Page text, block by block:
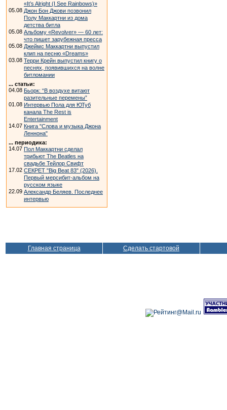
«It’s Alright (I See Rainbows)»
05.08 Джон Бон Джови позвонил
Полу Маккартни из дома
детства битла
05.08 Альбому «Revolver» — 60 лет:
что пишет зарубежная пресса
05.08 Джеймс Маккартни выпустил
клип на песню «Dreams»
03.08 Терри Крейн выпустил книгу о
песнях, появившихся на волне
битломании
... статьи:
04.08 Бьорк: “В воздухе витают
разительные перемены”
01.08 Интервью Пола для ЮТуб
канала The Rest is
Entertainment
14.07 Книга "Слова и музыка Джона
Леннона"
... периодика:
14.07 Пол Маккартни сделал
трибьют The Beatles на
свадьбе Тейлор Свифт
17.02 СЕКРЕТ "Big Beat 83" (2026).
Первый мерсибит-альбом на
русском языке
22.09 Александр Беляев. Последнее
интервью
Главная страница Сделать стартовой